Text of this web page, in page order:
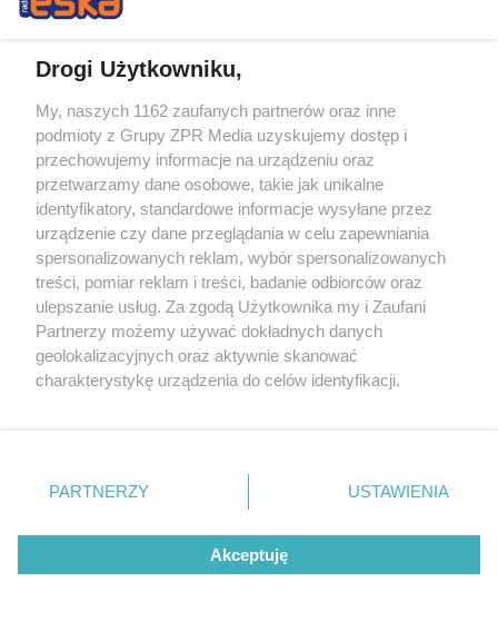
SIATKÓWKA
Tomasz Fornal zażądał
klimatyzacji. Ministerstwo
błyskawicznie zareagowało!
Drogi Użytkowniku,
My, naszych 1162 zaufanych partnerów oraz inne
podmioty z Grupy ZPR Media uzyskujemy dostęp i
przechowujemy informacje na urządzeniu oraz
przetwarzamy dane osobowe, takie jak unikalne
identyfikatory, standardowe informacje wysyłane przez
urządzenie czy dane przeglądania w celu zapewniania
spersonalizowanych reklam, wybór spersonalizowanych
treści, pomiar reklam i treści, badanie odbiorców oraz
ulepszanie usług. Za zgodą Użytkownika my i Zaufani
Partnerzy możemy używać dokładnych danych
geolokalizacyjnych oraz aktywnie skanować
charakterystykę urządzenia do celów identyfikacji.
zmienić/wycofać klikając przycisk ustawień prywatności
znajdujący się w lewym dolnym rogu strony
rodzaje przetwarzania danych nie wymagają zgody
użytkownika, ale masz prawo sprzeciwić się takiemu
przetwarzaniu. Preferencje będą miały zastosowanie tylko
PARTNERZY USTAWIENIA
Akceptuję